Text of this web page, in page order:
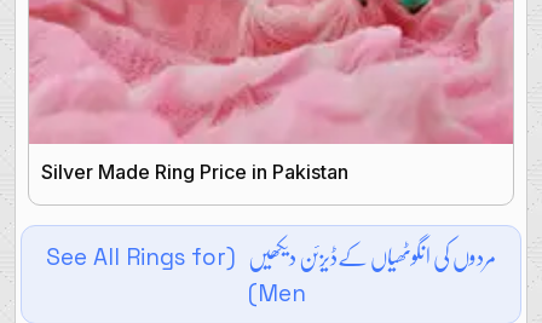
Silver Made Ring Price in Pakistan
مردوں کی انگوٹھیاں کےڈیزئن دیکھیں
(See All Rings for
Men)